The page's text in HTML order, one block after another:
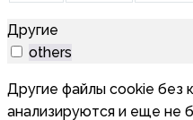
Другие
others
Другие файлы cookie без
анализируются и еще не